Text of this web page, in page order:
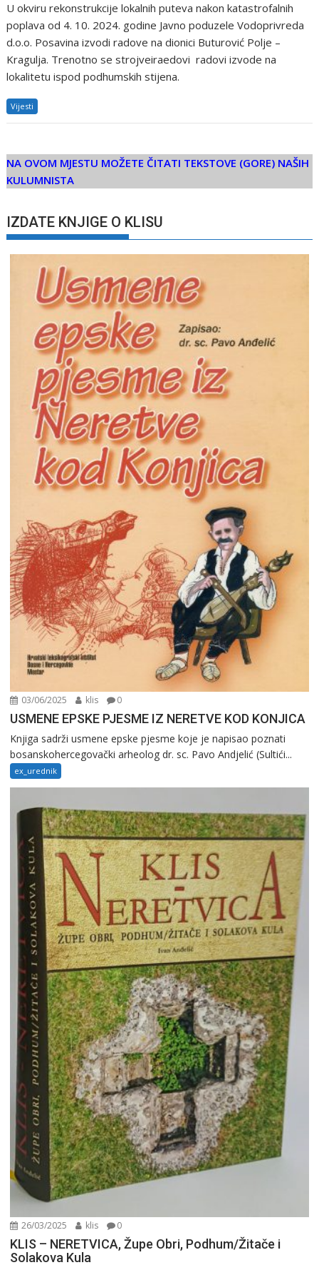
U okviru rekonstrukcije lokalnih puteva nakon katastrofalnih
poplava od 4. 10. 2024. godine Javno poduzele Vodoprivreda
d.o.o. Posavina izvodi radove na dionici Buturović Polje –
Kragulja. Trenotno se strojveiraedovi radovi izvode na
lokalitetu ispod podhumskih stijena.
Vijesti
NA OVOM MJESTU MOŽETE ČITATI TEKSTOVE (GORE) NAŠIH
KULUMNISTA
IZDATE KNJIGE O KLISU
03/06/2025 klis 0
USMENE EPSKE PJESME IZ NERETVE KOD KONJICA
Knjiga sadrži usmene epske pjesme koje je napisao poznati
bosanskohercegovački arheolog dr. sc. Pavo Andjelić (Sultići...
ex_urednik
26/03/2025 klis 0
KLIS – NERETVICA, Župe Obri, Podhum/Žitače i
Solakova Kula